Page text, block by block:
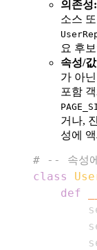
의존성:
소스
요 후
속성/
가 아
포함
거나,
성에
# -- 속성
class
def